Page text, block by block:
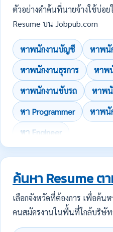
ตัวอย่างคำค้นที่นายจ้างใช้บ่อ
Resume บน Jobpub.com
หาพนักงานบัญชี
หาพนั
หาพนักงานธุรการ
หาพ
หาพนักงานขับรถ
หาพ
หา Programmer
หาพนั
หา Engineer
ค้นหา Resume
เลือกจังหวัดที่ต้องการ เพื่อค้น
คนสมัครงานในพื้นที่ใกล้บริษั